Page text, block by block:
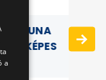
- DUNA
a